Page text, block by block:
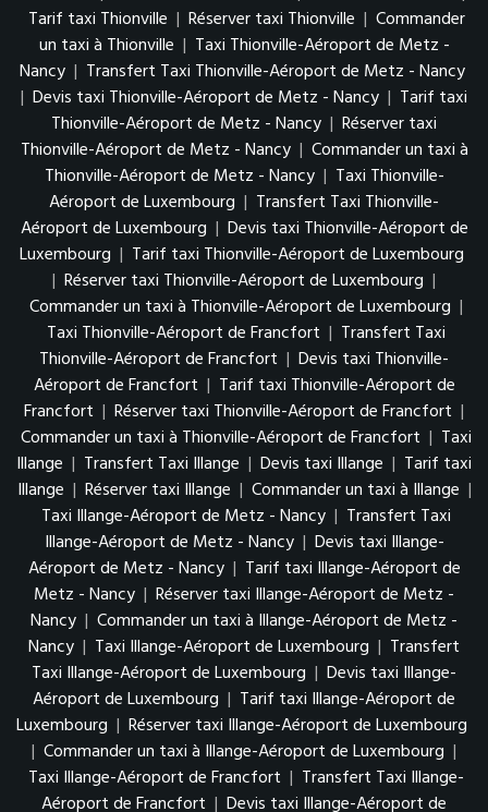
Tarif taxi Thionville | Réserver taxi Thionville | Commander
un taxi à Thionville | Taxi Thionville-Aéroport de Metz -
Nancy | Transfert Taxi Thionville-Aéroport de Metz - Nancy
| Devis taxi Thionville-Aéroport de Metz - Nancy | Tarif taxi
Thionville-Aéroport de Metz - Nancy | Réserver taxi
Thionville-Aéroport de Metz - Nancy | Commander un taxi à
Thionville-Aéroport de Metz - Nancy | Taxi Thionville-
Aéroport de Luxembourg | Transfert Taxi Thionville-
Aéroport de Luxembourg | Devis taxi Thionville-Aéroport de
Luxembourg | Tarif taxi Thionville-Aéroport de Luxembourg
| Réserver taxi Thionville-Aéroport de Luxembourg |
Commander un taxi à Thionville-Aéroport de Luxembourg |
Taxi Thionville-Aéroport de Francfort | Transfert Taxi
Thionville-Aéroport de Francfort | Devis taxi Thionville-
Aéroport de Francfort | Tarif taxi Thionville-Aéroport de
Francfort | Réserver taxi Thionville-Aéroport de Francfort |
Commander un taxi à Thionville-Aéroport de Francfort | Taxi
Illange | Transfert Taxi Illange | Devis taxi Illange | Tarif taxi
Illange | Réserver taxi Illange | Commander un taxi à Illange |
Taxi Illange-Aéroport de Metz - Nancy | Transfert Taxi
Illange-Aéroport de Metz - Nancy | Devis taxi Illange-
Aéroport de Metz - Nancy | Tarif taxi Illange-Aéroport de
Metz - Nancy | Réserver taxi Illange-Aéroport de Metz -
Nancy | Commander un taxi à Illange-Aéroport de Metz -
Nancy | Taxi Illange-Aéroport de Luxembourg | Transfert
Taxi Illange-Aéroport de Luxembourg | Devis taxi Illange-
Aéroport de Luxembourg | Tarif taxi Illange-Aéroport de
Luxembourg | Réserver taxi Illange-Aéroport de Luxembourg
| Commander un taxi à Illange-Aéroport de Luxembourg |
Taxi Illange-Aéroport de Francfort | Transfert Taxi Illange-
Aéroport de Francfort | Devis taxi Illange-Aéroport de